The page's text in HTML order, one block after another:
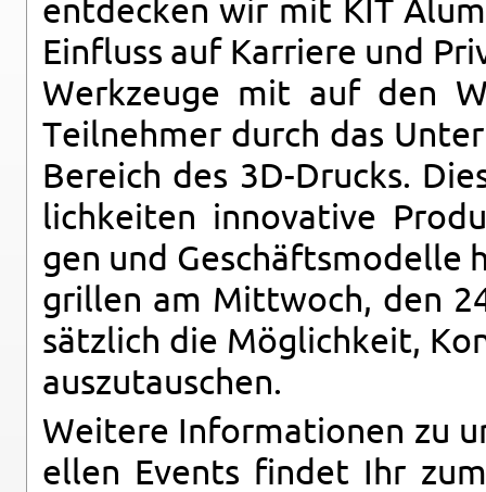
ent­de­cken wir mit KIT
Ein­fluss auf Kar­rie­re und
Werk­zeu­ge mit auf den
Teil­neh­mer durch das
Be­reich des 3D-Drucks.
lich­kei­ten in­no­va­ti­ve
gen und Ge­schäfts­mo­del­le
gril­len am Mitt­woch, den
sätz­lich die Mög­lich­keit,
aus­zu­tau­schen.
Wei­te­re In­for­ma­tio­nen zu
el­len Events fin­det Ihr